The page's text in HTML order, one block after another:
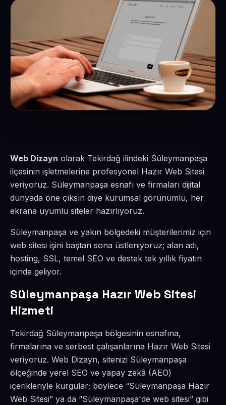
Web Dizayn olarak Tekirdağ ilindeki Süleymanpaşa
ilçesinin işletmelerine profesyonel Hazır Web Sitesi
veriyoruz. Süleymanpaşa esnafı ve firmaları dijital
dünyada öne çıksın diye kurumsal görünümlü, her
ekrana uyumlu siteler hazırlıyoruz.
Süleymanpaşa ve yakın bölgedeki müşterilerimiz için
web sitesi işini baştan sona üstleniyoruz; alan adı,
hosting, SSL, temel SEO ve destek tek yıllık fiyatın
içinde geliyor.
Süleymanpaşa Hazır Web Sitesi
Hizmeti
Tekirdağ Süleymanpaşa bölgesinin esnafına,
firmalarına ve serbest çalışanlarına Hazır Web Sitesi
veriyoruz. Web Dizayn, sitenizi Süleymanpaşa
ölçeğinde yerel SEO ve yapay zekâ (AEO)
içerikleriyle kurgular; böylece “Süleymanpaşa Hazır
Web Sitesi” ya da “Süleymanpaşa'de web sitesi” gibi